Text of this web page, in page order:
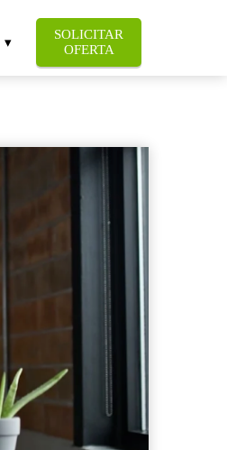
SOLICITAR
OFERTA